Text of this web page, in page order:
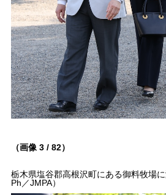
（画像 3 / 82）
栃木県塩谷郡高根沢町にある御料牧場
Ph／JMPA）